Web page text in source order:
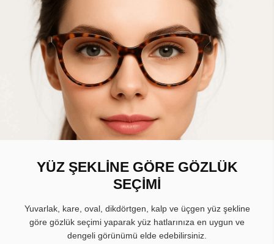
YÜZ ŞEKLİNE GÖRE GÖZLÜK
SEÇİMİ
Yuvarlak, kare, oval, dikdörtgen, kalp ve üçgen yüz şekline
göre gözlük seçimi yaparak yüz hatlarınıza en uygun ve
dengeli görünümü elde edebilirsiniz.